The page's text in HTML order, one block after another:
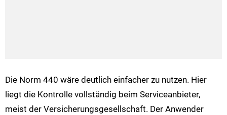
Die Norm 440 wäre deutlich einfacher zu nutzen. Hier
liegt die Kontrolle vollständig beim Serviceanbieter,
meist der Versicherungsgesellschaft. Der Anwender